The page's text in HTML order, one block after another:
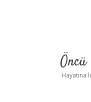
Hayatına